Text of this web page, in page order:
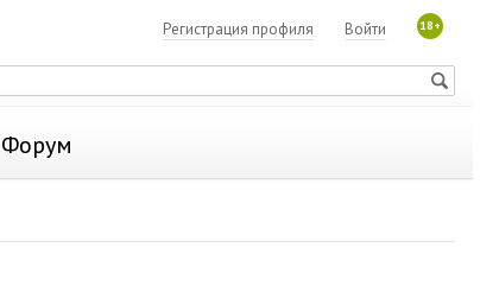
18+
Войти
Регистрация профиля
Форум